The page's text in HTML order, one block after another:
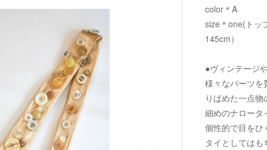
color＊A
size＊one(トッ
145cm）
●ヴィンテージ
様々なパーツを
りばめた一点
細めのナロータ
個性的で目をひ
タイとしては